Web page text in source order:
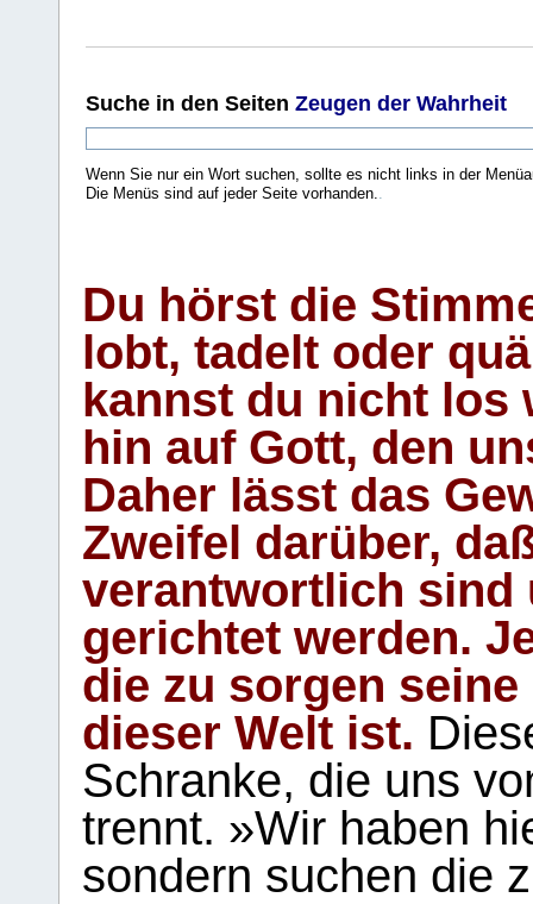
Suche in den Seiten Zeugen der Wahrheit
Wenn Sie nur ein Wort suchen, sollte es nicht links in der
Die Menüs sind auf jeder Seite vorhanden..
Du hörst die
lobt, tadelt oder
kannst du nicht los
hin auf Gott, den
Daher lässt das
Zweifel darüber,
verantwortlich sind
gerichtet werden.
die zu sorgen
dieser Welt ist.
Schranke, die uns
trennt. »Wir haben
sondern suchen die